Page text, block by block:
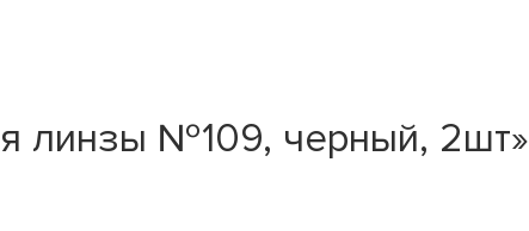
линзы №109, черный, 2шт»